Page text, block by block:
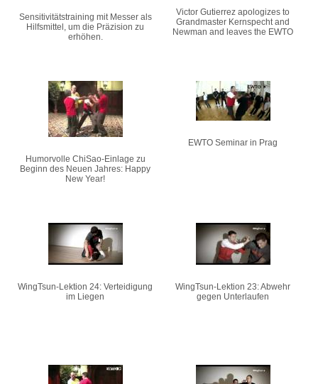
Sensitivitätstraining mit Messer als
Hilfsmittel, um die Präzision zu
erhöhen.
Victor Gutierrez apologizes to
Grandmaster Kernspecht and
Newman and leaves the EWTO
Humorvolle ChiSao-Einlage zu
Beginn des Neuen Jahres: Happy
New Year!
EWTO Seminar in Prag
WingTsun-Lektion 24: Verteidigung
im Liegen
WingTsun-Lektion 23: Abwehr
gegen Unterlaufen